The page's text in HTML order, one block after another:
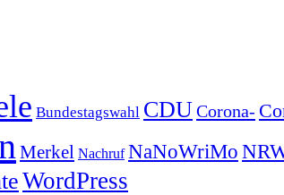
Bundestagswahl CDUCorona-
Merkel Nachruf NaNoWriMo
WordPress